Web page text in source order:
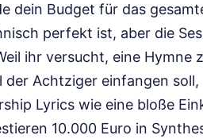
dein Budget für das
perfekt ist, aber die
ihr versucht, eine Hymne
der Achtziger einfangen
Lyrics wie eine bloße
10.000 Euro in